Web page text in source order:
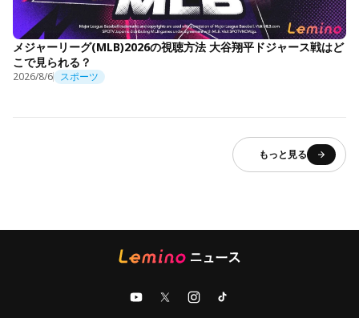
メジャーリーグ(MLB)2026の視聴方法 大谷翔平ドジャース戦はど
こで見られる？
2026/8/6 スポーツ
もっと見る